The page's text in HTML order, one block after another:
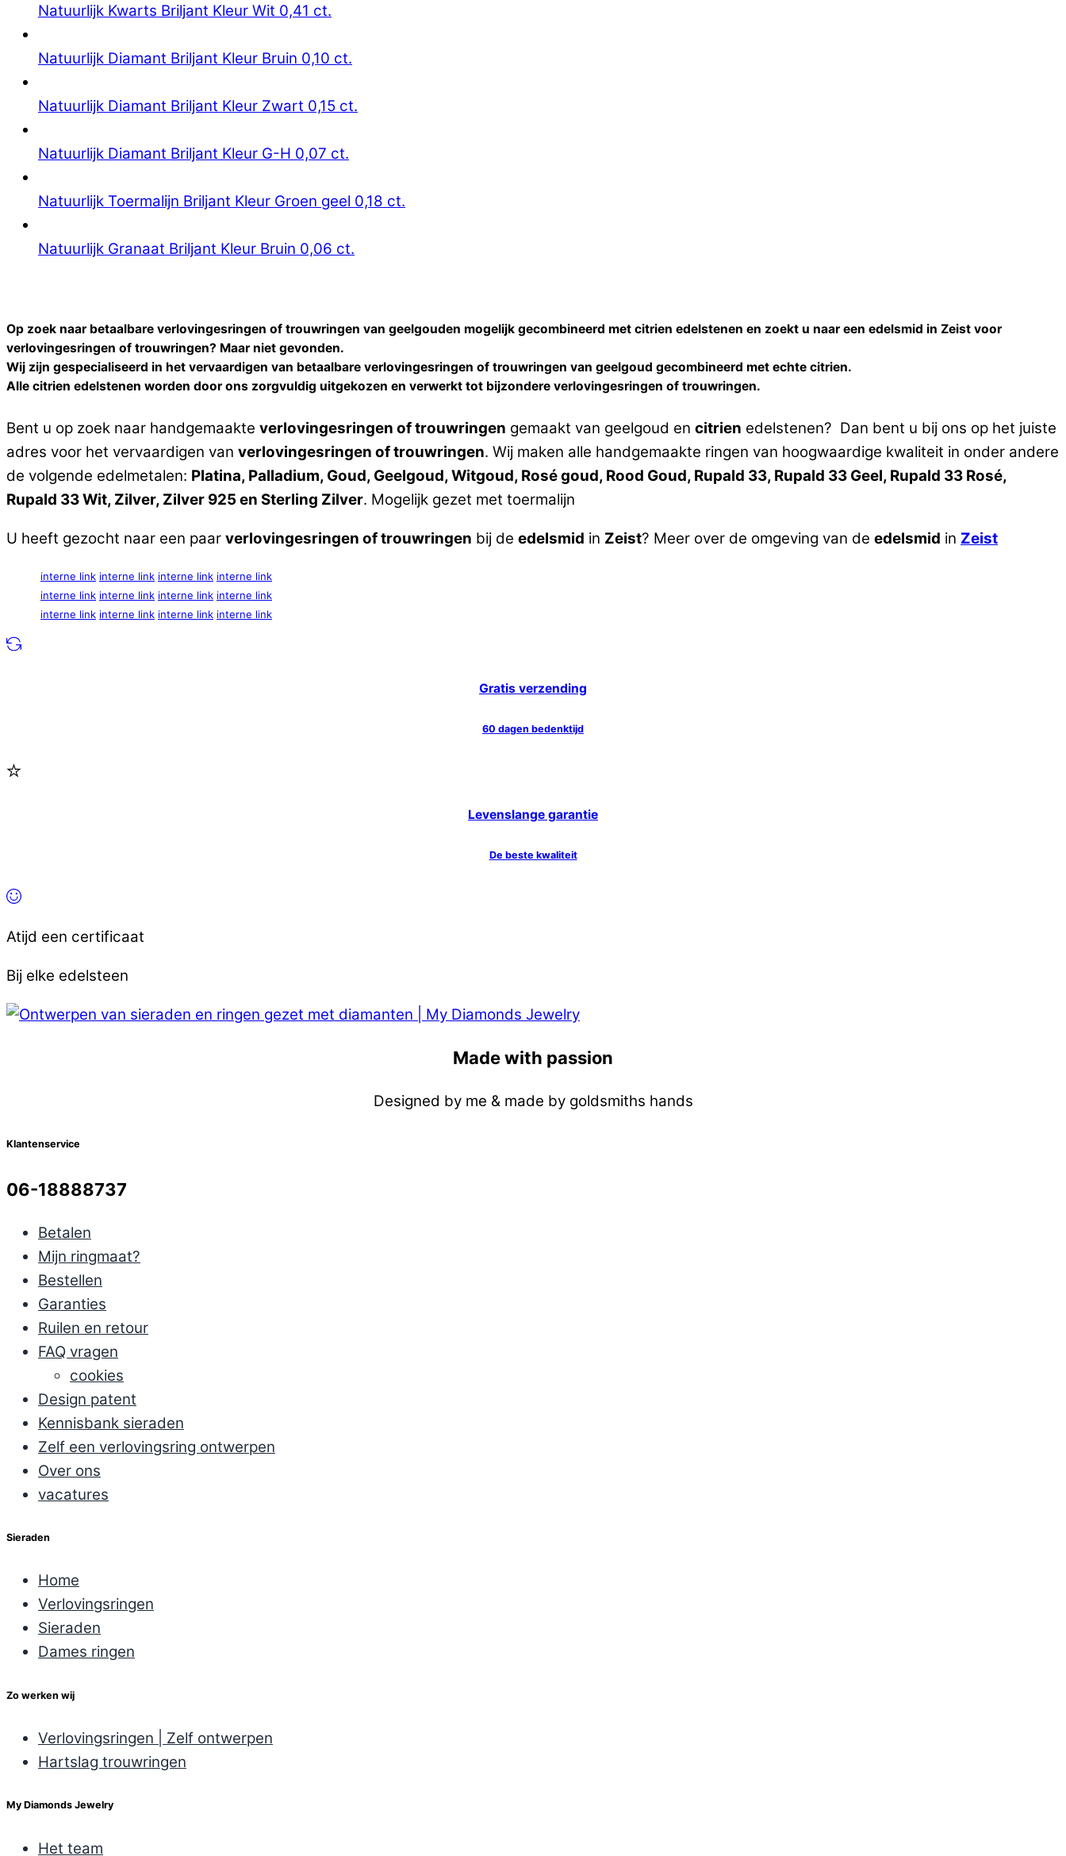
Natuurlijk Kwarts Briljant Kleur Wit 0,41 ct.
Natuurlijk Diamant Briljant Kleur Bruin 0,10 ct.
Natuurlijk Diamant Briljant Kleur Zwart 0,15 ct.
Natuurlijk Diamant Briljant Kleur G-H 0,07 ct.
Natuurlijk Toermalijn Briljant Kleur Groen geel 0,18 ct.
Natuurlijk Granaat Briljant Kleur Bruin 0,06 ct.
Op zoek naar betaalbare verlovingesringen of trouwringen van geelgouden mogelijk gecombineerd met citrien edelstenen en zoekt u naar een edelsmid in Zeist voor
verlovingesringen of trouwringen? Maar niet gevonden.
Wij zijn gespecialiseerd in het vervaardigen van betaalbare verlovingesringen of trouwringen van geelgoud gecombineerd met echte citrien.
Alle citrien edelstenen worden door ons zorgvuldig uitgekozen en verwerkt tot bijzondere verlovingesringen of trouwringen.
Bent u op zoek naar handgemaakte verlovingesringen of trouwringen gemaakt van geelgoud en citrien edelstenen? Dan bent u bij ons op het juiste
adres voor het vervaardigen van verlovingesringen of trouwringen. Wij maken alle handgemaakte ringen van hoogwaardige kwaliteit in onder andere
de volgende edelmetalen: Platina, Palladium, Goud, Geelgoud, Witgoud, Rosé goud, Rood Goud, Rupald 33, Rupald 33 Geel, Rupald 33 Rosé,
Rupald 33 Wit, Zilver, Zilver 925 en Sterling Zilver. Mogelijk gezet met toermalijn
U heeft gezocht naar een paar verlovingesringen of trouwringen bij de edelsmid in Zeist? Meer over de omgeving van de edelsmid in Zeist
interne link interne link interne link interne link
interne link interne link interne link interne link
interne link interne link interne link interne link
Gratis verzending
60 dagen bedenktijd
Levenslange garantie
De beste kwaliteit
Atijd een certificaat
Bij elke edelsteen
Made with passion
Designed by me & made by goldsmiths hands
Klantenservice
06-18888737
Betalen
Mijn ringmaat?
Bestellen
Garanties
Ruilen en retour
FAQ vragen
cookies
Design patent
Kennisbank sieraden
Zelf een verlovingsring ontwerpen
Over ons
vacatures
Sieraden
Home
Verlovingsringen
Sieraden
Dames ringen
Zo werken wij
Verlovingsringen | Zelf ontwerpen
Hartslag trouwringen
My Diamonds Jewelry
Het team